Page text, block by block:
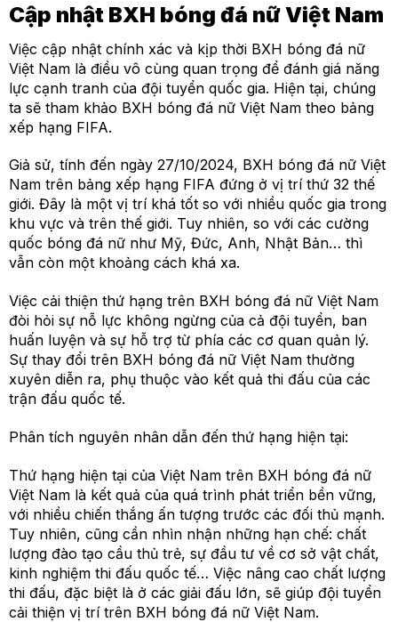
Cập nhật BXH bóng đá nữ Việt Nam
Việc cập nhật chính xác và kịp thời BXH bóng đá nữ
Việt Nam là điều vô cùng quan trọng để đánh giá năng
lực cạnh tranh của đội tuyển quốc gia. Hiện tại, chúng
ta sẽ tham khảo BXH bóng đá nữ Việt Nam theo bảng
xếp hạng FIFA.
Giả sử, tính đến ngày 27/10/2024, BXH bóng đá nữ Việt
Nam trên bảng xếp hạng FIFA đứng ở vị trí thứ 32 thế
giới. Đây là một vị trí khá tốt so với nhiều quốc gia trong
khu vực và trên thế giới. Tuy nhiên, so với các cường
quốc bóng đá nữ như Mỹ, Đức, Anh, Nhật Bản… thì
vẫn còn một khoảng cách khá xa.
Việc cải thiện thứ hạng trên BXH bóng đá nữ Việt Nam
đòi hỏi sự nỗ lực không ngừng của cả đội tuyển, ban
huấn luyện và sự hỗ trợ từ phía các cơ quan quản lý.
Sự thay đổi trên BXH bóng đá nữ Việt Nam thường
xuyên diễn ra, phụ thuộc vào kết quả thi đấu của các
trận đấu quốc tế.
Phân tích nguyên nhân dẫn đến thứ hạng hiện tại:
Thứ hạng hiện tại của Việt Nam trên BXH bóng đá nữ
Việt Nam là kết quả của quá trình phát triển bền vững,
với nhiều chiến thắng ấn tượng trước các đối thủ mạnh.
Tuy nhiên, cũng cần nhìn nhận những hạn chế: chất
lượng đào tạo cầu thủ trẻ, sự đầu tư về cơ sở vật chất,
kinh nghiệm thi đấu quốc tế… Việc nâng cao chất lượng
thi đấu, đặc biệt là ở các giải đấu lớn, sẽ giúp đội tuyển
cải thiện vị trí trên BXH bóng đá nữ Việt Nam.